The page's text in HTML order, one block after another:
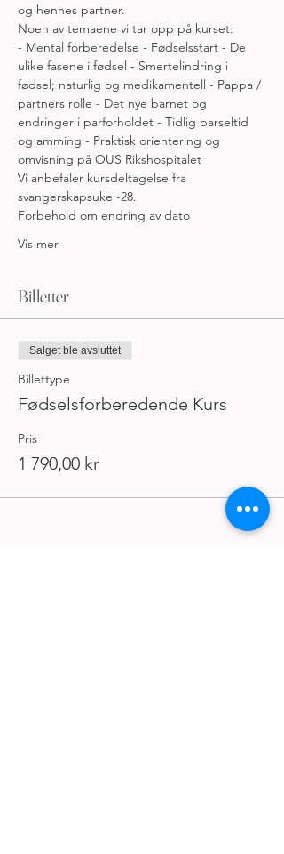
og hennes partner.
Noen av temaene vi tar opp på kurset:
- Mental forberedelse - Fødselsstart - De
ulike fasene i fødsel - Smertelindring i
fødsel; naturlig og medikamentell - Pappa /
partners rolle - Det nye barnet og
endringer i parforholdet - Tidlig barseltid
og amming - Praktisk orientering og
omvisning på OUS Rikshospitalet
Vi anbefaler kursdeltagelse fra
svangerskapsuke -28.
Forbehold om endring av dato
Vis mer
Billetter
Salget ble avsluttet
Billettype
Fødselsforberedende Kurs
Pris
1 790,00 kr